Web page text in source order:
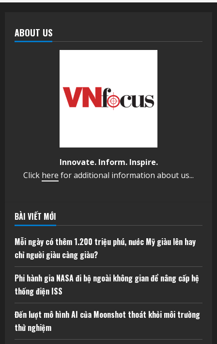
ABOUT US
Innovate. Inform. Inspire.
Click here for additional information about us...
BÀI VIẾT MỚI
Mỗi ngày có thêm 1.200 triệu phú, nước Mỹ giàu lên hay
chỉ người giàu càng giàu?
Phi hành gia NASA đi bộ ngoài không gian để nâng cấp hệ
thống điện ISS
Đến lượt mô hình AI của Moonshot thoát khỏi môi trường
thử nghiệm